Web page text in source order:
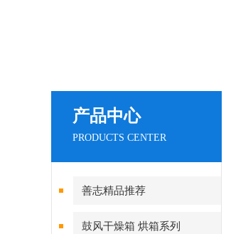
产品中心
PRODUCTS CENTER
善志精品推荐
鼓风干燥箱 烘箱系列